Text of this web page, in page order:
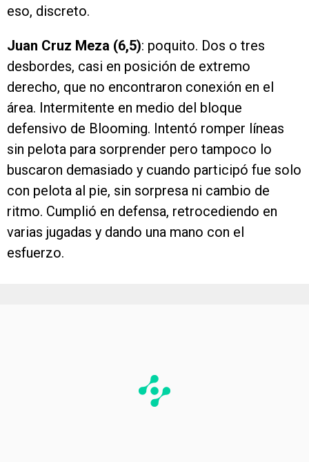
eso, discreto.
Juan Cruz Meza (6,5): poquito. Dos o tres
desbordes, casi en posición de extremo
derecho, que no encontraron conexión en el
área. Intermitente en medio del bloque
defensivo de Blooming. Intentó romper líneas
sin pelota para sorprender pero tampoco lo
buscaron demasiado y cuando participó fue solo
con pelota al pie, sin sorpresa ni cambio de
ritmo. Cumplió en defensa, retrocediendo en
varias jugadas y dando una mano con el
esfuerzo.